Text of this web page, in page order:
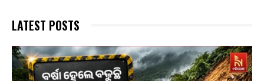
LATEST POSTS